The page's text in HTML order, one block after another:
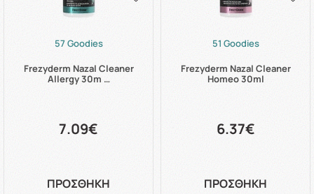
57 Goodies
Frezyderm Nazal Cleaner
Allergy 30m …
7.09€
ΠΡΟΣΘΗΚΗ
51 Goodies
Frezyderm Nazal Cleaner
Homeo 30ml
6.37€
ΠΡΟΣΘΗΚΗ